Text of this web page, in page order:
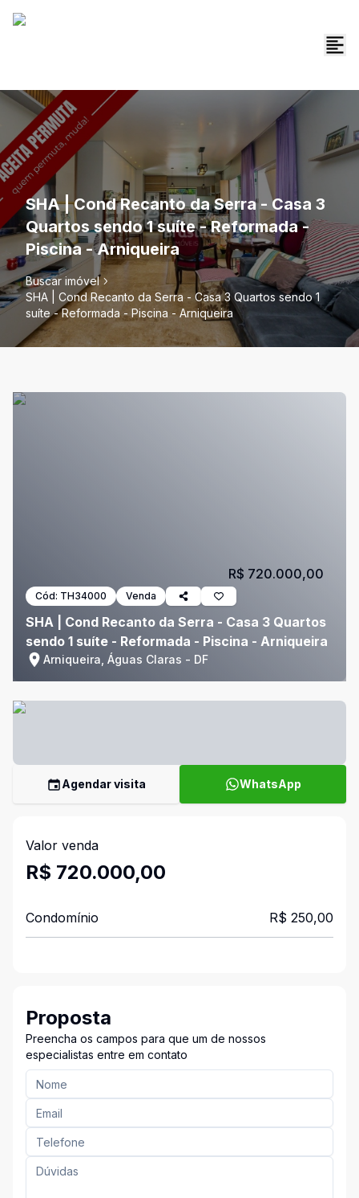
SHA | Cond Recanto da Serra - Casa 3
Quartos sendo 1 suíte - Reformada -
Piscina - Arniqueira
Buscar imóvel
SHA | Cond Recanto da Serra - Casa 3 Quartos sendo 1
suíte - Reformada - Piscina - Arniqueira
Cód: TH34000 Venda
SHA | Cond Recanto da Serra - Casa 3 Quartos
sendo 1 suíte - Reformada - Piscina - Arniqueira
Arniqueira, Águas Claras - DF
R$ 720.000,00
Agendar visita WhatsApp
Valor venda
R$ 720.000,00
Condomínio R$ 250,00
Proposta
Preencha os campos para que um de nossos
especialistas entre em contato